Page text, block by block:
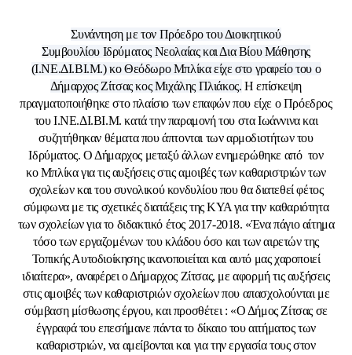
Συνάντηση με τον Πρόεδρο του Διοικητικού
Συμβουλίου Ιδρύματος Νεολαίας και Δια Βίου Μάθησης
(Ι.ΝΕ.ΔΙ.ΒΙ.Μ.) κο Θεόδωρο Μπλίκαείχε στο γραφείο του ο
Δήμαρχος Ζίτσας κος Μιχάλης Πλιάκος. Η επίσκεψη
πραγματοποιήθηκε στο πλαίσιο των επαφών που είχε ο Πρόεδρος
του Ι.ΝΕ.ΔΙ.ΒΙ.Μ. κατά την παραμονή του στα Ιωάννινα και
συζητήθηκαν θέματα που άπτονται των αρμοδιοτήτων του
Ιδρύματος. Ο Δήμαρχος μεταξύ άλλων ενημερώθηκε από τον
κο Μπλίκα για τις αυξήσεις στις αμοιβές των καθαριστριών των
σχολείων και του συνολικού κονδυλίου που θα διατεθεί φέτος
σύμφωνα με τις σχετικές διατάξεις της ΚΥΑ για την καθαριότητα
των σχολείων για το διδακτικό έτος 2017-2018. «Ένα πάγιο αίτημα
τόσο των εργαζομένων του κλάδου όσο και των αιρετών της
Τοπικής Αυτοδιοίκησης ικανοποιείται και αυτό μας χαροποιεί
ιδιαίτερα», αναφέρει ο Δήμαρχος Ζίτσας, με αφορμή τις αυξήσεις
στις αμοιβές των καθαριστριών σχολείων που απασχολούνται με
σύμβαση μίσθωσης έργου, και προσθέτει : «Ο Δήμος Ζίτσας σε
έγγραφά του επεσήμανε πάντα το δίκαιο του αιτήματος των
καθαριστριών, να αμείβονται και για την εργασία τους στον